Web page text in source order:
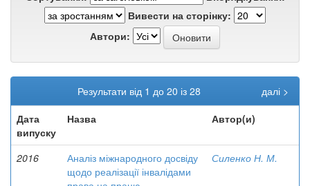
Вивести на сторінку:
Автори:
Результати від 1 до 20 із 28
далі >
Дата
випуску
Назва Автор(и)
2016
Аналіз міжнародного досвіду
щодо реалізації інвалідами
Силенко Н. М.